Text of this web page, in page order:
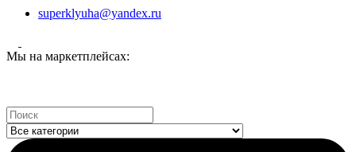
superklyuha@yandex.ru
Мы на маркетплейсах:
Search
...